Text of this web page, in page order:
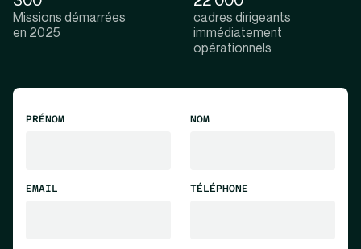
Missions démarrées
en 2025
cadres dirigeants
immédiatement
opérationnels
PRÉNOM NOM
EMAIL TÉLÉPHONE